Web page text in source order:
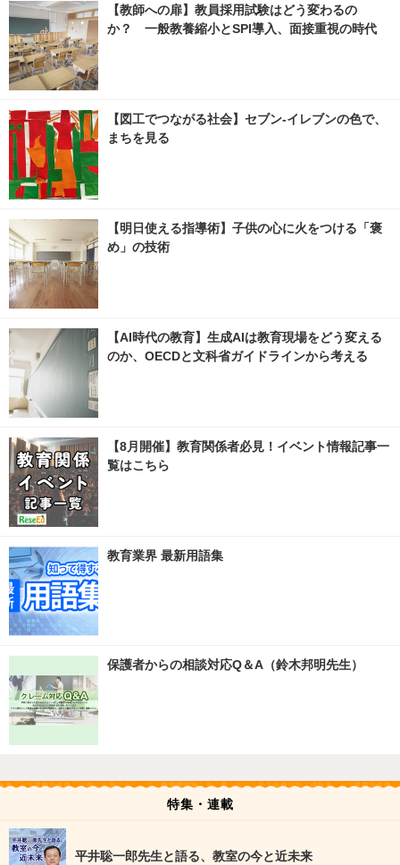
【教師への扉】教員採用試験はどう変わるの
か？ 一般教養縮小とSPI導入、面接重視の時代
【図工でつながる社会】セブン‐イレブンの色で、
まちを見る
【明日使える指導術】子供の心に火をつける「褒
め」の技術
【AI時代の教育】生成AIは教育現場をどう変える
のか、OECDと文科省ガイドラインから考える
【8月開催】教育関係者必見！イベント情報記事一
覧はこちら
教育業界 最新用語集
保護者からの相談対応Q＆A（鈴木邦明先生）
特集・連載
平井聡一郎先生と語る、教室の今と近未来